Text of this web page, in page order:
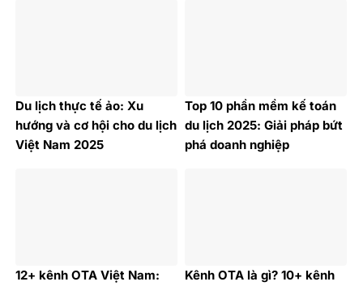
Du lịch thực tế ảo: Xu
hướng và cơ hội cho du lịch
Việt Nam 2025
Top 10 phần mềm kế toán
du lịch 2025: Giải pháp bứt
phá doanh nghiệp
12+ kênh OTA Việt Nam:
Kênh OTA là gì? 10+ kênh